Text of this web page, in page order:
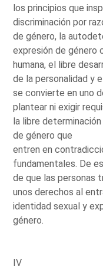
los principios que
discriminación por
de género, la
expresión de género
humana, el libre
de la personalidad y
se convierte en uno
plantear ni exigir
la libre
de género que
entren en
fundamentales. De
de que las personas
unos derechos al
identidad sexual y
género.
IV